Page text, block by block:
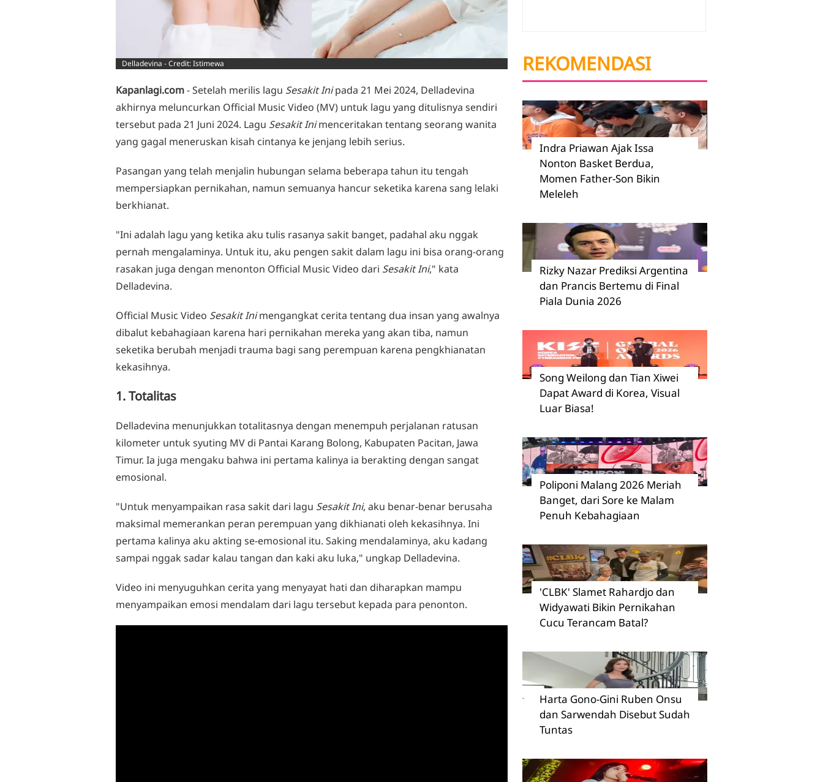
Delladevina - Credit: Istimewa
Kapanlagi.com- Setelah merilis lagu Sesakit Inipada 21 Mei 2024, Delladevina
akhirnya meluncurkan Official Music Video (MV) untuk lagu yang ditulisnya sendiri
tersebut pada 21 Juni 2024. Lagu Sesakit Inimenceritakan tentang seorang wanita
yang gagal meneruskan kisah cintanya ke jenjang lebih serius.
Pasangan yang telah menjalin hubungan selama beberapa tahun itu tengah
mempersiapkan pernikahan, namun semuanya hancur seketika karena sang lelaki
berkhianat.
"Ini adalah lagu yang ketika aku tulis rasanya sakit banget, padahal aku nggak
pernah mengalaminya. Untuk itu, aku pengen sakit dalam lagu ini bisa orang-orang
rasakan juga dengan menonton Official Music Video dari Sesakit Ini," kata
Delladevina.
Official Music Video Sesakit Inimengangkat cerita tentang dua insan yang awalnya
dibalut kebahagiaan karena hari pernikahan mereka yang akan tiba, namun
seketika berubah menjadi trauma bagi sang perempuan karena pengkhianatan
kekasihnya.
1. Totalitas
Delladevina menunjukkan totalitasnya dengan menempuh perjalanan ratusan
kilometer untuk syuting MV di Pantai Karang Bolong, Kabupaten Pacitan, Jawa
Timur. Ia juga mengaku bahwa ini pertama kalinya ia berakting dengan sangat
emosional.
"Untuk menyampaikan rasa sakit dari lagu Sesakit Ini, aku benar-benar berusaha
maksimal memerankan peran perempuan yang dikhianati oleh kekasihnya. Ini
pertama kalinya aku akting se-emosional itu. Saking mendalaminya, aku kadang
sampai nggak sadar kalau tangan dan kaki aku luka," ungkap Delladevina.
Video ini menyuguhkan cerita yang menyayat hati dan diharapkan mampu
menyampaikan emosi mendalam dari lagu tersebut kepada para penonton.
REKOMENDASI
Indra Priawan Ajak Issa
Nonton Basket Berdua,
Momen Father-Son Bikin
Meleleh
Rizky Nazar Prediksi Argentina
dan Prancis Bertemu di Final
Piala Dunia 2026
Song Weilong dan Tian Xiwei
Dapat Award di Korea, Visual
Luar Biasa!
Poliponi Malang 2026 Meriah
Banget, dari Sore ke Malam
Penuh Kebahagiaan
'CLBK' Slamet Rahardjo dan
Widyawati Bikin Pernikahan
Cucu Terancam Batal?
Harta Gono-Gini Ruben Onsu
dan Sarwendah Disebut Sudah
Tuntas